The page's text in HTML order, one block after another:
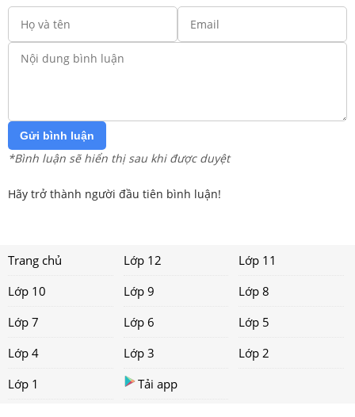
Gửi bình luận
*Bình luận sẽ hiển thị sau khi được duyệt
Hãy trở thành người đầu tiên bình luận!
Trang chủ Lớp 12
Lớp 11
Lớp 10
Lớp 9
Lớp 8
Lớp 7
Lớp 6
Lớp 5
Lớp 4
Lớp 3
Lớp 2
Lớp 1
Tải app